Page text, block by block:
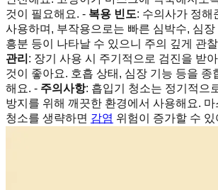
것이 필요해요. - 복용 빈도: 수의사가 정해
사용하며, 부작용으로는 빠른 심박수, 심장
흥분 등이 나타날 수 있으니 주의 깊게 관
관리 : 장기 사용 시 주기적으로 검진을 받
것이 좋아요. 호흡 상태, 심장 기능 등을 종
해요. - 주의사항: 흡입기 청소는 정기적으
방지를 위해 깨끗한 환경에서 사용해요. 마
청소를 생략하면 감염 위험이 증가할 수 있